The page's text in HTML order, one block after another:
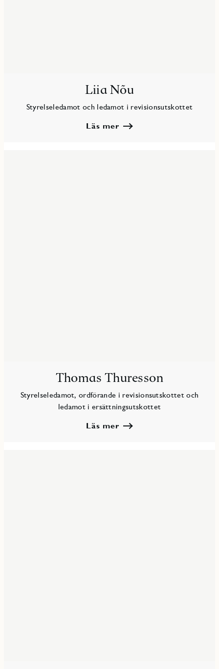
Liia Nõu
Styrelseledamot och ledamot i revisionsutskottet
Läs mer
Thomas Thuresson
Styrelseledamot, ordförande i revisionsutskottet och
ledamot i ersättningsutskottet
Läs mer